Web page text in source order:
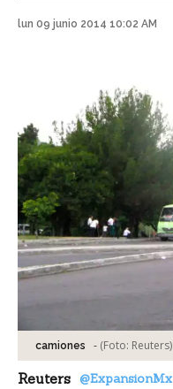
lun 09 junio 2014 10:02 AM
camiones - (Foto: Reuters)
Reuters @ExpansionMx